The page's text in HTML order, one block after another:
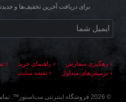
برای دریافت آخرین تخفیف‌ها و
رهگیری سفارش راهنمای خرید
پرسش‌های متداول
نقشه سایت
©
2026 فروشگاه اینترنتی مت‌استور ™.